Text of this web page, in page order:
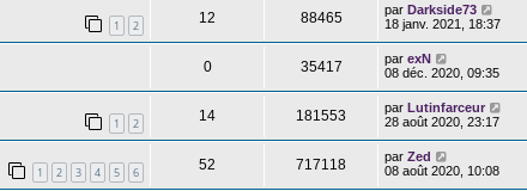
1 2
12 88465 par Darkside73
18 janv. 2021, 18:37
0 35417 par exN
08 déc. 2020, 09:35
1 2
14 181553 par Lutinfarceur
28 août 2020, 23:17
1 2 3 4 5 6
52 717118 par Zed
08 août 2020, 10:08